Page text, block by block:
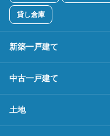
貸し倉庫
新築一戸建て
中古一戸建て
土地